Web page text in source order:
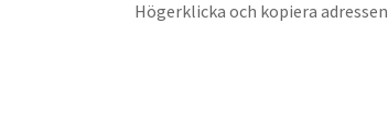
Högerklicka och kopiera adressen